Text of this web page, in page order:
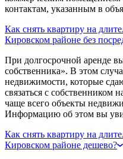
контактам, указанным в
Как снять квартиру на
Кировском районе без
При долгосрочной аренде
собственника». В этом
недвижимости, которые
связаться с собственником
чаще всего объекты
Информацию об этом вы
Как снять квартиру на
Кировском районе дешево?